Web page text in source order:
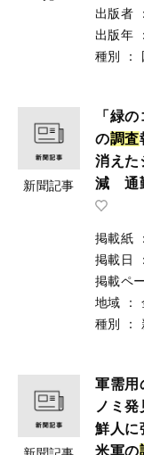
出版者
：
出版年
：
種別
：
新聞記事
「緑
の調査
消え
減 通
掲載紙 ：
掲載日
：
掲載ペ
地域
：
種別
：
軍需
ノミ
鮮人
米軍の